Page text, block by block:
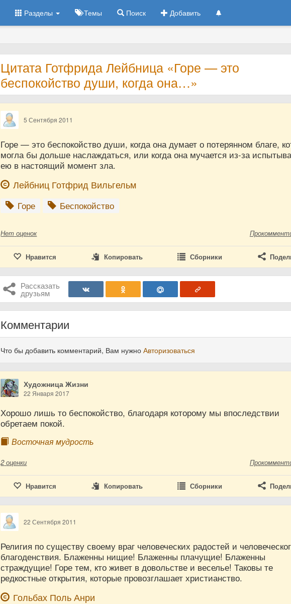
Разделы Темы Поиск Добавить
Цитата Готфрида Лейбница «Горе — это
беспокойство души, когда она…»
5 Сентября 2011
Горе — это беспокойство души, когда она думает о потерянном благе,
могла бы дольше наслаждаться, или когда она мучается из-за
ею в настоящий момент зла.
Лейбниц Готфрид Вильгельм
Горе Беспокойство
Нет оценок
Нравится Копировать Сборники
Рассказать
друзьям
Комментарии
Что бы добавить комментарий, Вам нужноАвторизоваться
Художница Жизни
22 Января 2017
Хорошо лишь то беспокойство, благодаря которому мы впоследствии
обретаем покой.
Восточная мудрость
2 оценки
Нравится Копировать Сборники
22 Сентября 2011
Религия по существу своему враг человеческих радостей и
благоденствия. Блаженны нищие! Блаженны плачущие! Блаженны
страждущие! Горе тем, кто живет в довольстве и веселье! Таковы те
редкостные открытия, которые провозглашает христианство.
Гольбах Поль Анри